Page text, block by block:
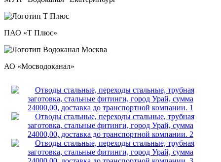
ПАО «Т Плюс»
АО «Мосводоканал»